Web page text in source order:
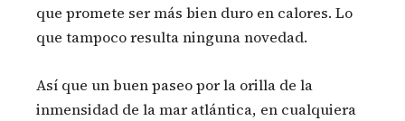
que promete ser más bien duro en calores. Lo
que tampoco resulta ninguna novedad.
Así que un buen paseo por la orilla de la
inmensidad de la mar atlántica, en cualquiera